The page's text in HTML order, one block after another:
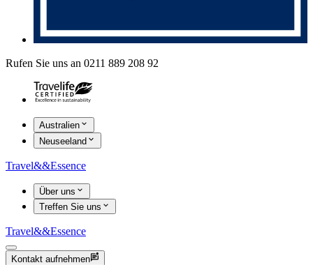
Rufen Sie uns an 0211 889 208 92
Australien
Neuseeland
Travel&&Essence
Über uns
Treffen Sie uns
Travel&&Essence
Kontakt aufnehmen